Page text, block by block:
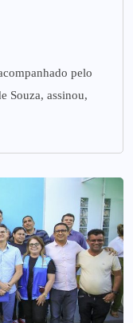
pelo
Souza, assinou,